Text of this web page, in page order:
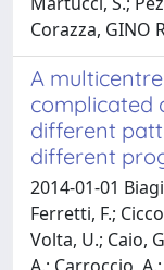
Corazza, GINO
A
complicated
different
different
2014-01-01
Ferretti, F.;
Volta, U.; Caio,